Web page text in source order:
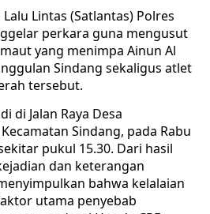
Lalu Lintas (Satlantas) Polres
perkara guna mengusut
yang menimpa Ainun Al
Sindang sekaligus atlet
tersebut.
di Jalan Raya Desa
Sindang, pada Rabu
pukul 15.30. Dari hasil
dan keterangan
bahwa kelalaian
utama penyebab